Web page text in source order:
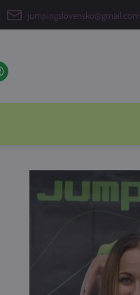
jumpingslovensko@gmail.com